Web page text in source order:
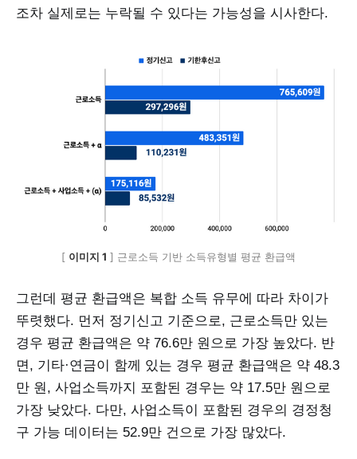
조차 실제로는 누락될 수 있다는 가능성을 시사한다.
[ 이미지 1 ] 근로소득 기반 소득유형별 평균 환급액
그런데 평균 환급액은 복합 소득 유무에 따라 차이가
뚜렷했다. 먼저 정기신고 기준으로, 근로소득만 있는
경우 평균 환급액은 약 76.6만 원으로 가장 높았다. 반
면, 기타·연금이 함께 있는 경우 평균 환급액은 약 48.3
만 원, 사업소득까지 포함된 경우는 약 17.5만 원으로
가장 낮았다. 다만, 사업소득이 포함된 경우의 경정청
구 가능 데이터는 52.9만 건으로 가장 많았다.